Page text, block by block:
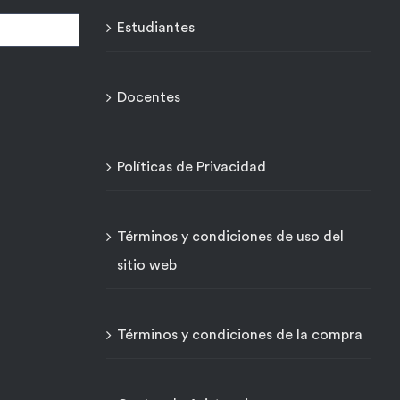
Estudiantes
Docentes
Políticas de Privacidad
Términos y condiciones de uso del
sitio web
Términos y condiciones de la compra